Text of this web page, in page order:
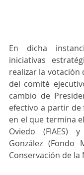
En dicha
iniciativas
realizar la votación
del comité
cambio de
efectivo a partir de
en el que termina
Oviedo (FIAES)
González (Fondo
Conservación de la